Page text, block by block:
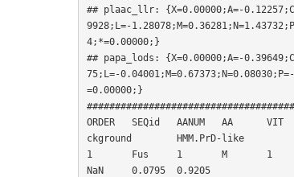
## plaac_llr: {X=0.00000;A=-
9928;L=-
4;*=0.00000;}
## papa_lods: {X=0.00000;A=-
75;L=-
=0.00000;}
ORDER	SEQid	AANUM	AA	VIT	MAP	CHARGE	HYDRO	FI	PLAAC	PAPA	FIx2	PLAACx2	PAPAx2	HMM.ba
ckground	HMM.PrD-like
1	Fus	1	M	1	1	0.0476	0.3683	-0.17303175	0.3291	-0.07665774	NaN	NaN
NaN	0.0795	0.9205